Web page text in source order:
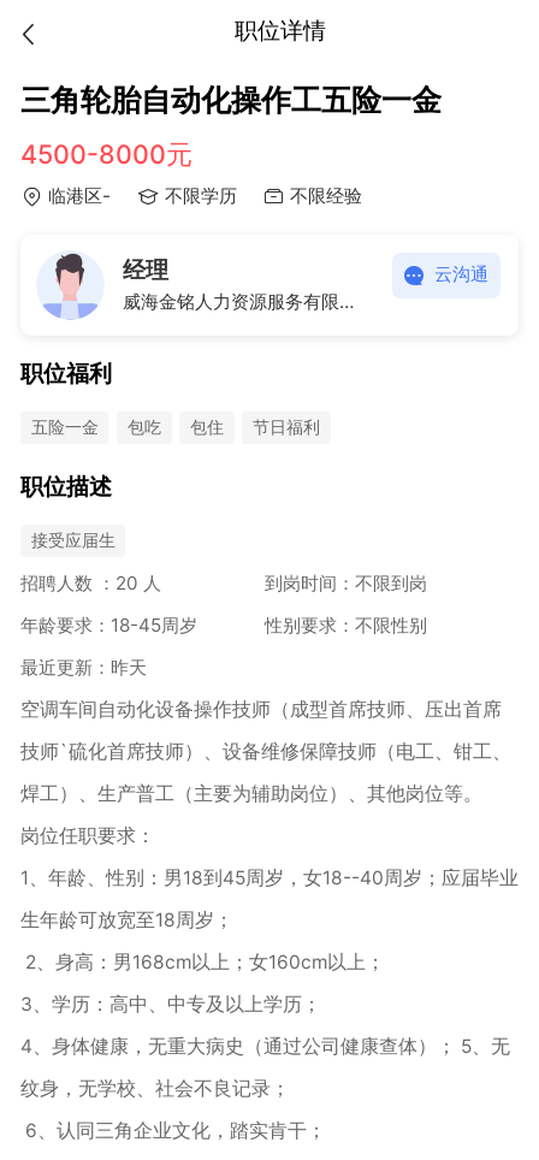
职位详情
三角轮胎自动化操作工五险一金
4500-8000元
临港区- 不限学历 不限经验
经理
威海金铭人力资源服务有限公司
云沟通
职位福利
五险一金 包吃 包住 节日福利
职位描述
接受应届生
招聘人数 ：20 人
到岗时间：不限到岗
年龄要求：18-45周岁
性别要求：不限性别
最近更新：昨天
空调车间自动化设备操作技师（成型首席技师、压出首席
技师`硫化首席技师）、设备维修保障技师（电工、钳工、
焊工）、生产普工（主要为辅助岗位）、其他岗位等。
岗位任职要求：
1、年龄、性别：男18到45周岁，女18--40周岁；应届毕业
生年龄可放宽至18周岁；
2、身高：男168cm以上；女160cm以上；
3、学历：高中、中专及以上学历；
4、身体健康，无重大病史（通过公司健康查体）； 5、无
纹身，无学校、社会不良记录；
6、认同三角企业文化，踏实肯干；